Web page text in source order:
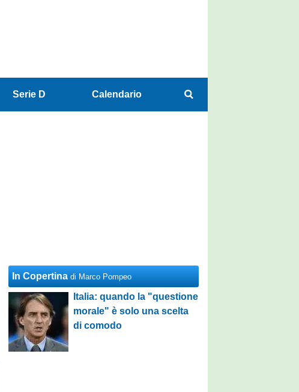
Serie D Calendario
In Copertina di Marco Pompeo
Italia: quando la "questione
morale" è solo una scelta
di comodo